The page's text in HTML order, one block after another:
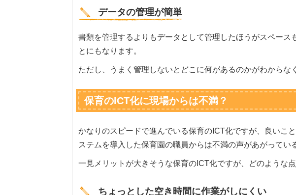
データの管理が簡単
書類を管理するよりもデータとして管理したほうがスペース
とにもなります。
ただし、うまく管理しないとどこに何があるのかがわからな
保育のICT化に現場からは不満？
かなりのスピードで進んでいる保育のICT化ですが、良いこ
ステムを導入した保育園の職員からは不満の声があがってい
一見メリットが大きそうな保育のICT化ですが、どのような
ちょっとした空き時間に作業がしにくい